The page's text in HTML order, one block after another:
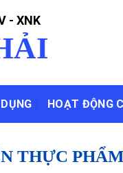
- XNK
HOẠT ĐỘNG
THỰC